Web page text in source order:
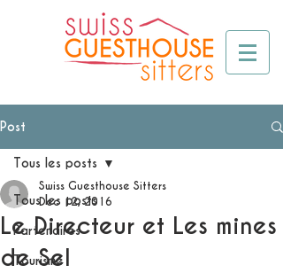
Post
Tous les posts
Partenaires
Tourisme
Tous les posts
Le Directeur et Les mines
de Sel
Swiss Guesthouse Sitters
Dec 12, 2016